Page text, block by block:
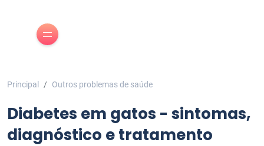
Principal Outros problemas de saúde
Diabetes em gatos - sintomas,
diagnóstico e tratamento